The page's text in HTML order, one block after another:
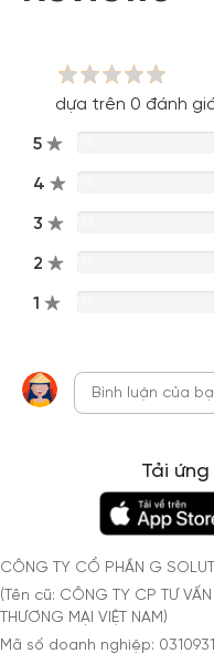
dựa trên 0 đánh
5
4
3
2
1
Tải
CÔNG TY CỔ PHẦN G
(Tên cũ: CÔNG TY CP TƯ VẤN
THƯƠNG MẠI VIỆT NAM)
Mã số doanh nghiệp:
Đăng nhập Facebook